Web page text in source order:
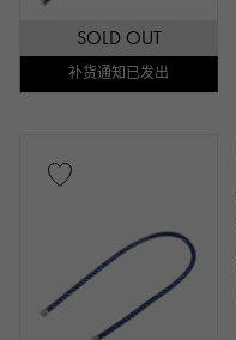
SOLD OUT
补货通知已发出